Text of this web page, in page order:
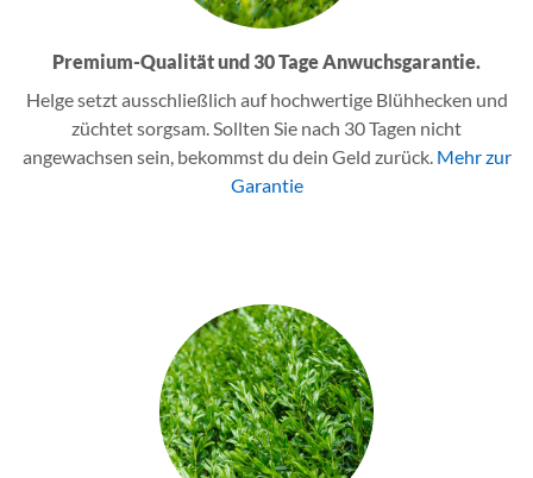
Premium-Qualität und 30 Tage Anwuchsgarantie.
Helge setzt ausschließlich auf hochwertige Blühhecken und
züchtet sorgsam. Sollten Sie nach 30 Tagen nicht
angewachsen sein, bekommst du dein Geld zurück. Mehr zur
Garantie